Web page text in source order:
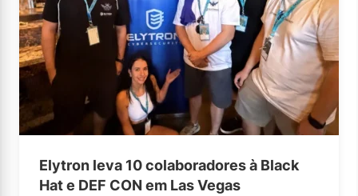
Elytron leva 10 colaboradores à Black
Hat e DEF CON em Las Vegas